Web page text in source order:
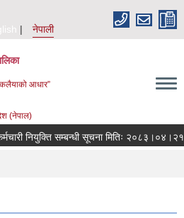
नेपाली
कलैयाको आधार”
(नेपाल)
नियुक्ति सम्बन्धी सूचना मितिः २०८३।०४।२१